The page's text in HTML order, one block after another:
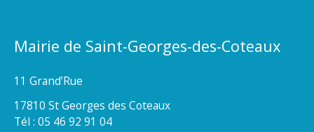
Mairie de Saint-Georges-des-Coteaux
11 Grand’Rue
17810 St Georges des Coteaux
Tél : 05 46 92 91 04